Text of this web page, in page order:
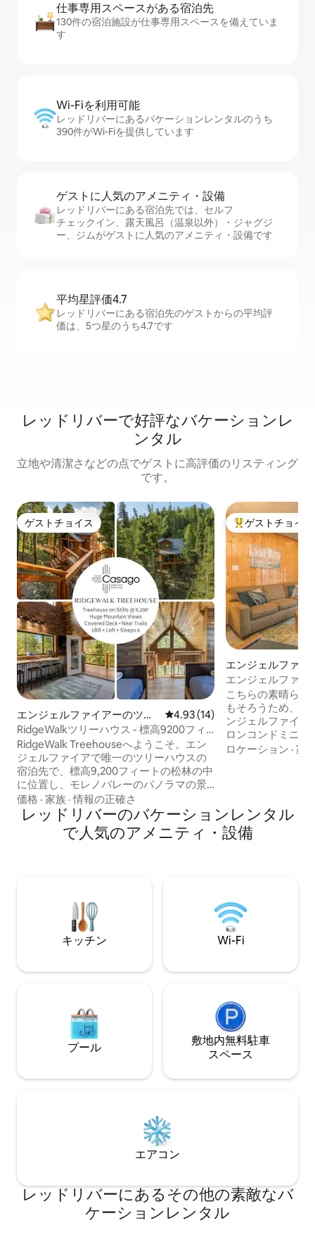
仕事専用ス⁠ペ⁠ー⁠スがあ⁠る宿⁠泊⁠先
130件の宿泊施設が仕事専用スペースを備えていま
す
Wi-Fiを利⁠用⁠可⁠能
レッドリバーにあるバケーションレンタルのうち
390件がWi-Fiを提供しています
ゲストに人⁠気⁠のア⁠メ⁠ニ⁠テ⁠ィ・設⁠備
レッドリバーにある宿泊先では、セ⁠ル⁠フ
チ⁠ェ⁠ッ⁠ク⁠イ⁠ン、露天風呂（温泉以外）・ジャグジ
ー、ジムがゲストに人気のアメニティ・設備です
平均星評価4.7
レッドリバーにある宿泊先のゲストからの平均評
価は、5つ星のうち4.7です
レッドリバーで好評なバケーションレ
ンタル
立地や清潔さなどの点でゲストに高評価のリスティング
です。
ゲストチョイス
ゲストチョイス
エンジェルファイアーのツリ
ーハウス
レビュー14件、5つ星中4.93つ
4.93 (14)
RidgeWalkツリーハウス - 標高9200フィ
ートの壮大な眺望とデッキ
RidgeWalk Treehouseへようこそ。エン
ジェルファイアで唯一のツリーハウスの
宿泊先で、標高9,200フィートの松林の中
に位置し、モレノバレーのパノラマの景
色を楽しめます。プライベートのクイー
ンベッドルームとフルベッド2台のロフト
で、最大6名様まで宿泊可能です。周りを
囲むバルコニーで日の出を見ながらコー
れない滞在を演出します。冬の山へのア
クセスにはAWD/4WDとチェーンが必要
価格 · 家族 ·情報の正確さ
大好評のゲスト
ゲストチョイス
エンジェルファイ
グハウス
エンジェルファイ
圏内の快適なコン
こちらの素晴らし
もそろうため、旅
ンジェルファイア
ロンコンドミニ
ニアムには他の
ーンサイズのLa-
ーがあり、4名様
ニアムの外には広
ロケーション ·家
レッドリバーのバケーションレンタル
で人気のアメニティ・設備
キッチン Wi-Fi
プール
敷地内無料駐⁠車
ス⁠ペ⁠ー⁠ス
エアコン
レッドリバーにあるその他の素敵なバ
ケーションレンタル